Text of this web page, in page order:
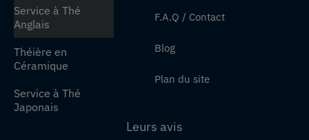
Service à Thé
Anglais
Théière en
Céramique
Service à Thé
Japonais
F.A.Q / Contact
Blog
Plan du site
Leurs avis